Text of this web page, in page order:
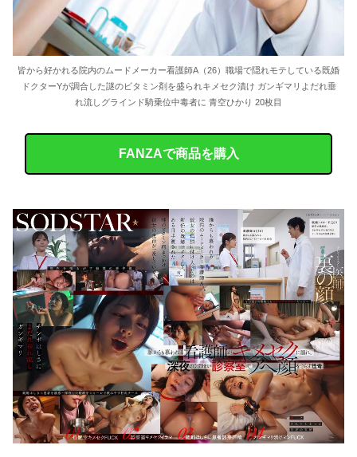
皆から好かれる院内のムードメーカー看護師A（26）職場で隠れモテしている既婚
ドクターYが調合した謎のビタミン剤を盛られキメセク漬け ガンギマリよだれ垂
れ流しグラインド騎乗位中毒者に 青空ひかり 20枚目
FANZAで商品を購入